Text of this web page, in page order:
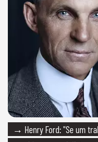
→ Henry Ford: "Se um